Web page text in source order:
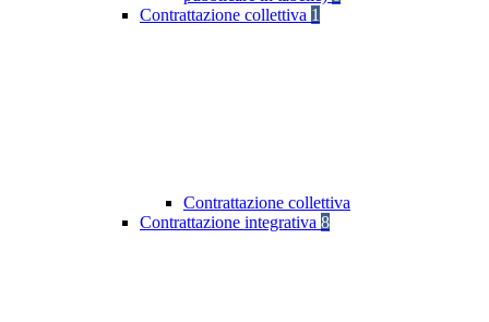
Contrattazione collettiva 1
Contrattazione collettiva
Contrattazione integrativa 8